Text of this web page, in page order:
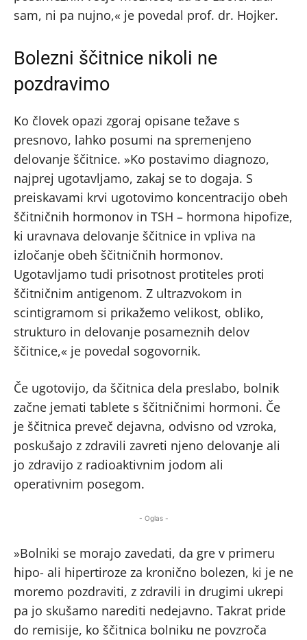
sam, ni pa nujno,« je povedal prof. dr. Hojker.
Bolezni ščitnice nikoli ne
pozdravimo
Ko človek opazi zgoraj opisane težave s
presnovo, lahko posumi na spremenjeno
delovanje ščitnice. »Ko postavimo diagnozo,
najprej ugotavljamo, zakaj se to dogaja. S
preiskavami krvi ugotovimo koncentracijo obeh
ščitničnih hormonov in TSH – hormona hipofize,
ki uravnava delovanje ščitnice in vpliva na
izločanje obeh ščitničnih hormonov.
Ugotavljamo tudi prisotnost protiteles proti
ščitničnim antigenom. Z ultrazvokom in
scintigramom si prikažemo velikost, obliko,
strukturo in delovanje posameznih delov
ščitnice,« je povedal sogovornik.
Če ugotovijo, da ščitnica dela preslabo, bolnik
začne jemati tablete s ščitničnimi hormoni. Če
je ščitnica preveč dejavna, odvisno od vzroka,
poskušajo z zdravili zavreti njeno delovanje ali
jo zdravijo z radioaktivnim jodom ali
operativnim posegom.
- Oglas -
»Bolniki se morajo zavedati, da gre v primeru
hipo- ali hipertiroze za kronično bolezen, ki je ne
moremo pozdraviti, z zdravili in drugimi ukrepi
pa jo skušamo narediti nedejavno. Takrat pride
do remisije, ko ščitnica bolniku ne povzroča